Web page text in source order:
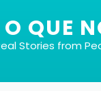
experiência
QUE
Stories from